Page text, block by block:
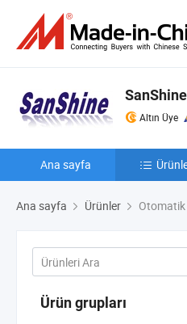
Altın Üye
Ana sayfa
Ana sayfa Ürünler
Ürün grupları